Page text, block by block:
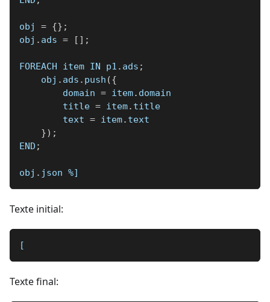
obj = {} ;
obj . ads = [ ] ;
FOREACH item IN p1 . ads ;
    obj
. ads . push ({
        domain
= item. domain
        title
= item. title
        text
= item. text
}) ;
END ;
obj . json %]
Texte initial:
[
Texte final: